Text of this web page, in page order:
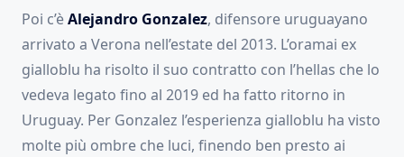
Poi c’èAlejandro Gonzalez, difensore uruguayano
arrivato a Verona nell’estate del 2013. L’oramai ex
gialloblu ha risolto il suo contratto con l’hellas che lo
vedeva legato fino al 2019 ed ha fatto ritorno in
Uruguay. Per Gonzalez l’esperienza gialloblu ha visto
molte più ombre che luci, finendo ben presto ai